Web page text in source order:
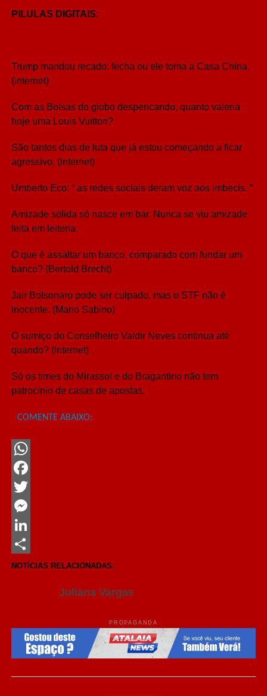
PILULAS DIGITAIS:
Trump mandou recado: fecha ou ele toma a Casa China.
(internet)
Com as Bolsas do globo despencando, quanto valeria
hoje uma Louis Vuitton?
São tantos dias de luta que já estou começando a ficar
agressivo. (Internet)
Umberto Eco: “ as redes sociais deram voz aos imbecis. ”
Amizade sólida só nasce em bar. Nunca se viu amizade
feita em leiteria.
O que é assaltar um banco, comparado com fundar um
banco? (Bertold Brecht)
Jair Bolsonaro pode ser culpado, mas o STF não é
inocente. (Mario Sabino)
O sumiço do Conselheiro Valdir Neves continua até
quando? (Internet)
Só os times do Mirassol e do Bragantino não tem
patrocínio de casas de apostas.
COMENTE ABAIXO:
WhatsApp
Facebook
Twitter
Messenger
LinkedIn
Share
NOTÍCIAS RELACIONADAS:
Juliana Vargas
PROPAGANDA